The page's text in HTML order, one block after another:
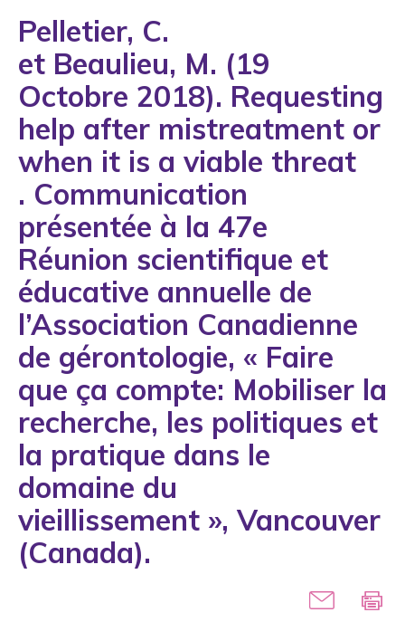
1991
1992
1994
1995
1996
1997
1998
1999
2000
2001
2002
2003
2004
2005
2006
2007
2008
Pelletier, C.
et Beaulieu, M. (19
Octobre 2018). Requesting
help after mistreatment or
when it is a viable threat​
. Communication
présentée à la 47e
Réunion scientifique et
éducative annuelle de
l’Association Canadienne
de gérontologie, « Faire
que ça compte: Mobiliser la
recherche, les politiques et
la pratique dans le
domaine du
vieillissement », Vancouver
(Canada).